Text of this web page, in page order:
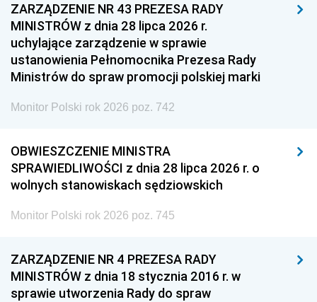
ZARZĄDZENIE NR 43 PREZESA RADY
MINISTRÓW z dnia 28 lipca 2026 r.
uchylające zarządzenie w sprawie
ustanowienia Pełnomocnika Prezesa Rady
Ministrów do spraw promocji polskiej marki
Monitor Polski rok 2026 poz. 742
OBWIESZCZENIE MINISTRA
SPRAWIEDLIWOŚCI z dnia 28 lipca 2026 r. o
wolnych stanowiskach sędziowskich
Monitor Polski rok 2026 poz. 745
ZARZĄDZENIE NR 4 PREZESA RADY
MINISTRÓW z dnia 18 stycznia 2016 r. w
sprawie utworzenia Rady do spraw